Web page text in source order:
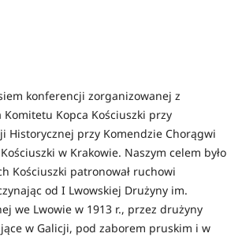
konferencji zorganizowanej z
Kopca Kościuszki przy
Historycznej przy Komendzie Chorągwi
w Krakowie. Naszym celem było
Kościuszki patronował ruchowi
od I Lwowskiej Drużyny im.
we Lwowie w 1913 r., przez drużyny
w Galicji, pod zaborem pruskim i w